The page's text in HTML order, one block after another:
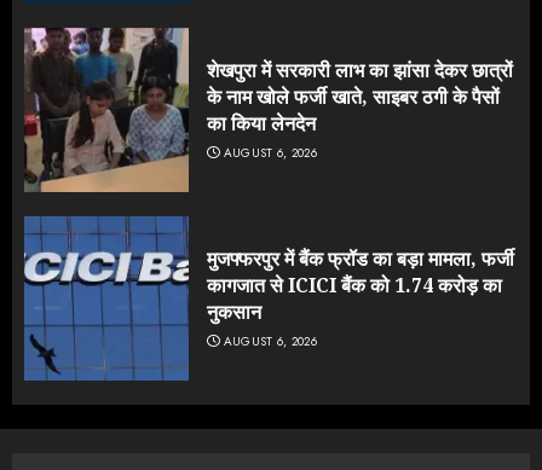
शेखपुरा में सरकारी लाभ का झांसा देकर छात्रों
के नाम खोले फर्जी खाते, साइबर ठगी के पैसों
का किया लेनदेन
AUGUST 6, 2026
मुजफ्फरपुर में बैंक फ्रॉड का बड़ा मामला, फर्जी
कागजात से ICICI बैंक को 1.74 करोड़ का
नुकसान
AUGUST 6, 2026